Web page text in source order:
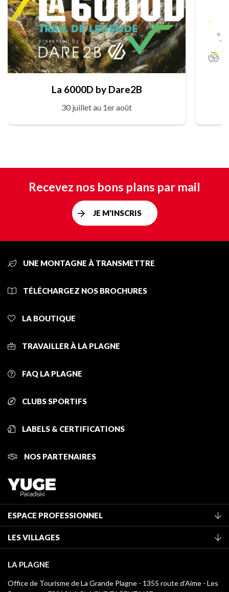
La 6000D by Dare2B
30 juillet au 1er août
Recevez nos bons plans par mail
JE M'INSCRIS
UNE MONTAGNE À TRANSMETTRE
TÉLÉCHARGEZ NOS BROCHURES
LA BOUTIQUE
TRAVAILLER À LA PLAGNE
FAQ LA PLAGNE
CLUBS SPORTIFS
LABELS & CERTIFICATIONS
NOS PARTENAIRES
ESPACE PROFESSIONNEL
Classement des meublés
Taxe de séjour
Médiathèque
LES VILLAGES
Champagny-en-Vanoise
Montchavin - Les Coches
LA PLAGNE
Office de Tourisme de La Grande Plagne - 1355 route d’Aime - Les